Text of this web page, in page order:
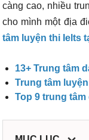
điểm,
ty,
dịch
vụ
càng cao, nhiều
cho mình một địa
tâm luyện thi Ielts
13+ Trung tâm
Trung tâm
Top 9 trung